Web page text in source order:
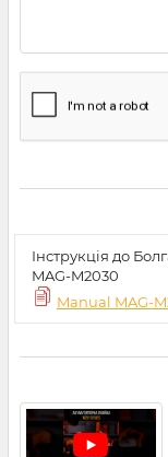
Інструкція до
MAG-M2030
Manual MAG-